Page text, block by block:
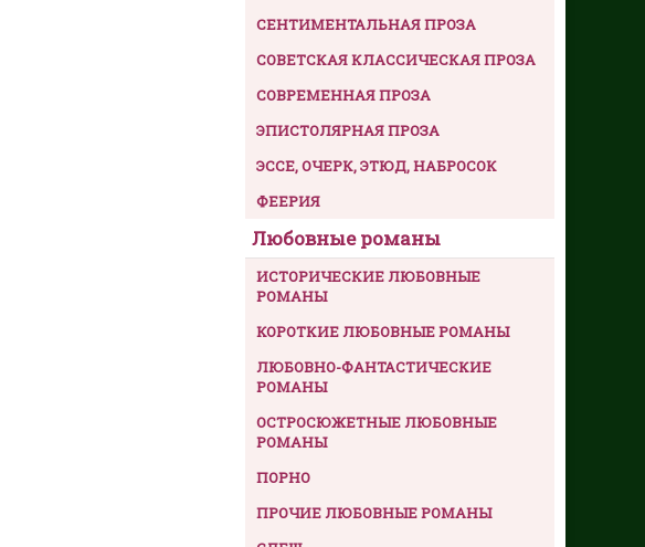
СЕНТИМЕНТАЛЬНАЯ ПРОЗА
СОВЕТСКАЯ КЛАССИЧЕСКАЯ ПРОЗА
СОВРЕМЕННАЯ ПРОЗА
ЭПИСТОЛЯРНАЯ ПРОЗА
ЭССЕ, ОЧЕРК, ЭТЮД, НАБРОСОК
ФЕЕРИЯ
Любовные романы
ИСТОРИЧЕСКИЕ ЛЮБОВНЫЕ
РОМАНЫ
КОРОТКИЕ ЛЮБОВНЫЕ РОМАНЫ
ЛЮБОВНО-ФАНТАСТИЧЕСКИЕ
РОМАНЫ
ОСТРОСЮЖЕТНЫЕ ЛЮБОВНЫЕ
РОМАНЫ
ПОРНО
ПРОЧИЕ ЛЮБОВНЫЕ РОМАНЫ